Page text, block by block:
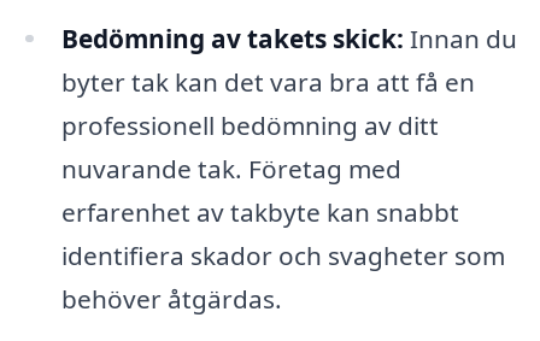
Bedömning av takets skick: Innan du
byter tak kan det vara bra att få en
professionell bedömning av ditt
nuvarande tak. Företag med
erfarenhet av takbyte kan snabbt
identifiera skador och svagheter som
behöver åtgärdas.